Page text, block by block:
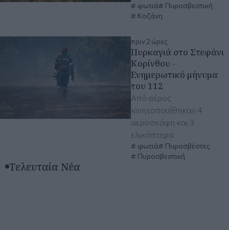
φωτιά
Πυροσβεστική
Κοζάνη
πριν 2 ώρες
Πυρκαγιά στο Στεφάνι
Κορίνθου -
Ενημερωτικό μήνυμα
του 112
Από αέρος
κινητοποιήθηκαν 4
αεροσκάφη και 3
ελικόπτερα
φωτιά
Πυροσβέστες
Πυροσβεστική
Τελευταία Νέα